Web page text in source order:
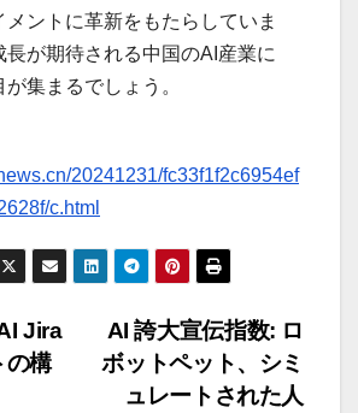
ントに革新をもたらしていま
長が期待される中国のAI産業に
集まるでしょう。
20241231/fc33f1f2c6954ef
c.html
AI 誇大宣伝指数: ロ
ボットペット、シミ
ュレートされた人
Jira
の構